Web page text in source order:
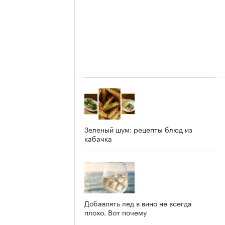
Зеленый шум: рецепты блюд из
кабачка
Добавлять лед в вино не всегда
плохо. Вот почему